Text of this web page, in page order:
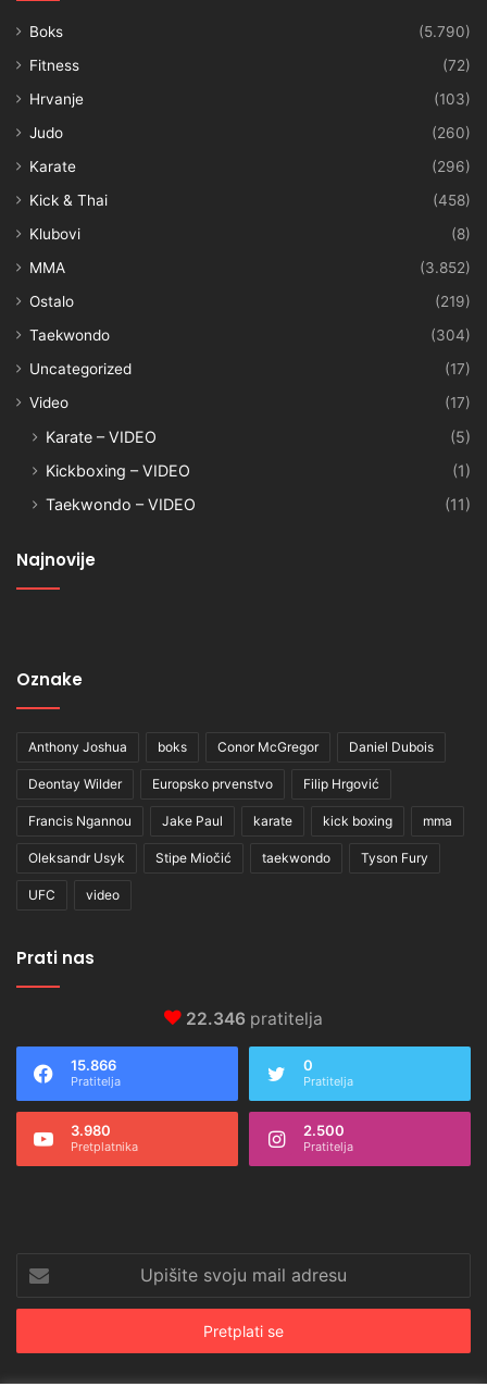
Boks
(5.790)
Fitness
(72)
Hrvanje
(103)
Judo
(260)
Karate
(296)
Kick & Thai
(458)
Klubovi
(8)
MMA
(3.852)
Ostalo
(219)
Taekwondo
(304)
Uncategorized
(17)
Video
(17)
Karate – VIDEO
(5)
Kickboxing – VIDEO
(1)
Taekwondo – VIDEO
(11)
Najnovije
Oznake
Anthony Joshua boks Conor McGregor Daniel Dubois
Deontay Wilder Europsko prvenstvo Filip Hrgović
Francis Ngannou Jake Paul karate kick boxing mma
Oleksandr Usyk Stipe Miočić taekwondo Tyson Fury
UFC video
Prati nas
22.346 pratitelja
15.866
Pratitelja
0
Pratitelja
3.980
Pretplatnika
2.500
Pratitelja
svoju
mail